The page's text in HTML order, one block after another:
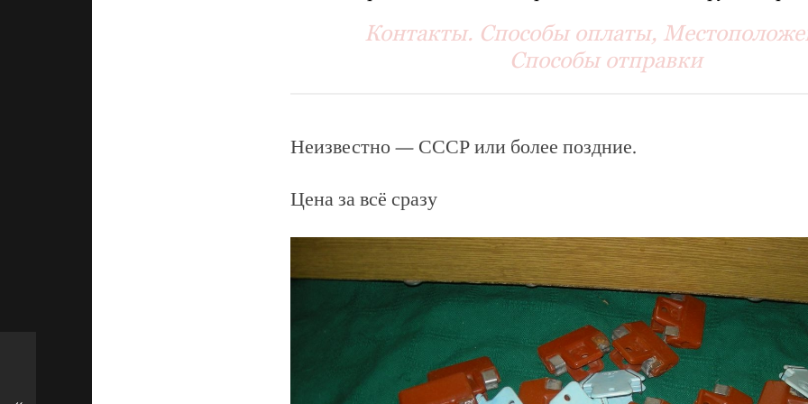
Контакты. Способы оплаты,
Способы отправки
Неизвестно — СССР или более поздние.
Цена за всё сразу